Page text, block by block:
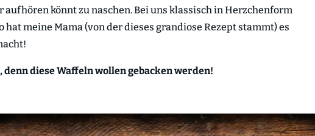
aufhören könnt zu naschen. Bei uns klassisch in Herzchenform
hat meine Mama (von der dieses grandiose Rezept stammt) es
denn diese Waffeln wollen gebacken werden!